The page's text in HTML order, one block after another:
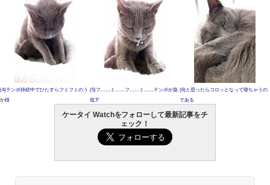
(4)テンポ持続中でひたすらフミフミのう
か様
(5)フ……ミ……フ……ミ……テンポが急
低下
(6)と思ったらコロッとなって寝ちゃうの
である
ケータイ Watchをフォローして最新記事をチ
ェック！